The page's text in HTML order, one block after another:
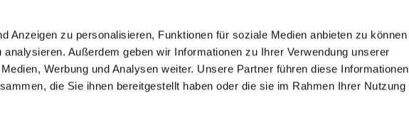
Anzeigen zu personalisieren, Funktionen für soziale Medien anbieten zu können
Außerdem geben wir Informationen zu Ihrer Verwendung unserer
Werbung und Analysen weiter. Unsere Partner führen diese Informationen
die Sie ihnen bereitgestellt haben oder die sie im Rahmen Ihrer Nutzung